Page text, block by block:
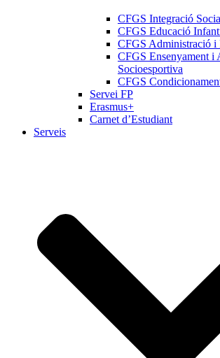
CFGS Integració
CFGS Educació
CFGS Administració i
CFGS Ensenyament i
Socioesportiva
CFGS
Servei FP
Erasmus+
Carnet d’Estudiant
Serveis